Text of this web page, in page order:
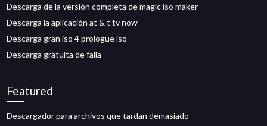
Descarga de la versión completa de magic iso maker
Descarga la aplicación at & t tv now
Descarga gran iso 4 prologue iso
Descarga gratuita de falla
Featured
Descargador para archivos que tardan demasiado